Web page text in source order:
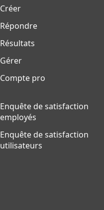
Créer
Répondre
Résultats
Gérer
Compte pro
Enquête de satisfaction
employés
Enquête de satisfaction
utilisateurs